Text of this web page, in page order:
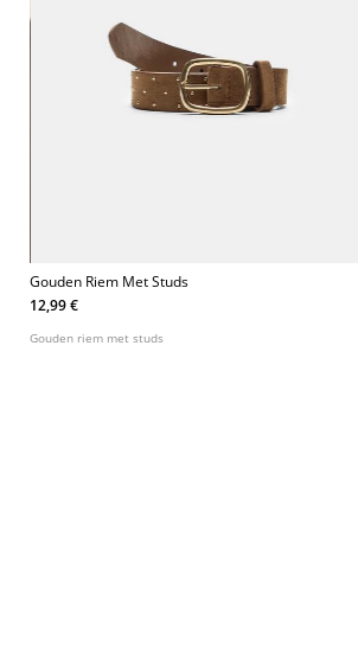
Gouden Riem Met Studs
12,99 €
Gouden riem met studs